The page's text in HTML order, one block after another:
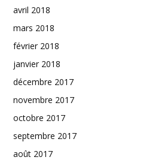
avril 2018
mars 2018
février 2018
janvier 2018
décembre 2017
novembre 2017
octobre 2017
septembre 2017
août 2017